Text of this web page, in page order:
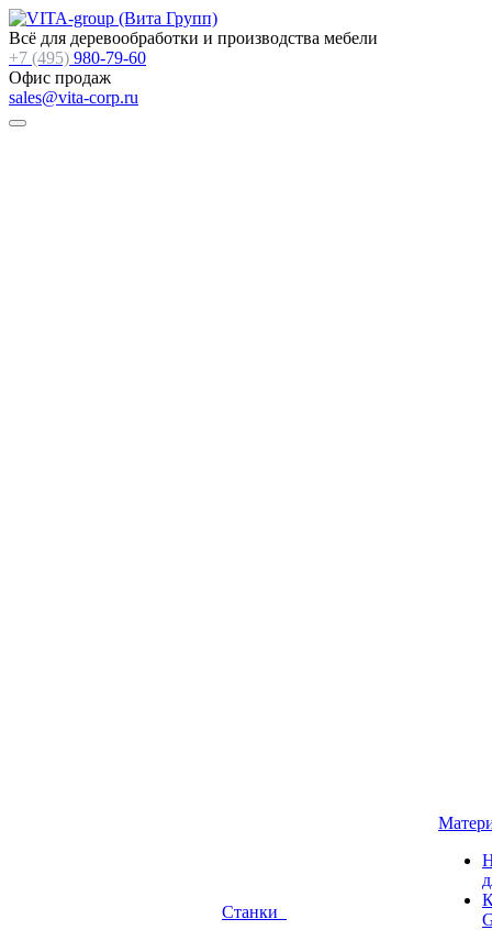
Всё для деревообработки и производства мебели
+7 (495) 980-79-60
Офис продаж
sales@vita-corp.ru
Станки